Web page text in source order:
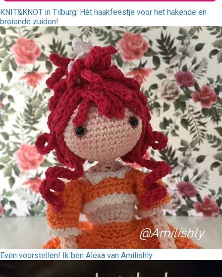
KNIT&KNOT in Tilburg: Hét haakfeestje voor het hakende en
breiende zuiden!
Even voorstellen! Ik ben Alexa van Amilishly